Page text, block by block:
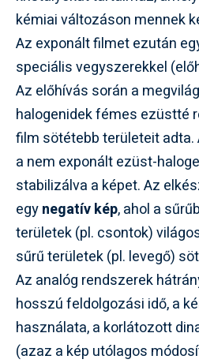
kémiai változáson mennek
Az exponált filmet ezután
speciális vegyszerekkel
Az előhívás során a
halogenidek fémes ezüstté
film sötétebb területeit
a nem exponált ezüst-
stabilizálva a képet. Az
egynegatív kép, ahol a
területek (pl. csontok)
sűrű területek (pl. levegő)
Az analóg rendszerek
hosszú feldolgozási idő, a
használata, a korlátozott
(azaz a kép utólagos